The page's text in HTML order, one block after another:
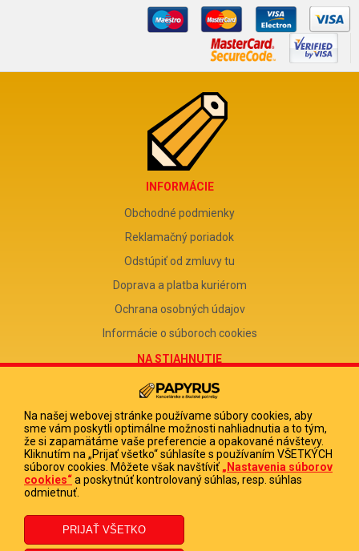
INFORMÁCIE
Obchodné podmienky
Reklamačný poriadok
Odstúpiť od zmluvy tu
Doprava a platba kuriérom
Ochrana osobných údajov
Informácie o súboroch cookies
NA STIAHNUTIE
Reklamačný formulár
Odstúpenie od zmluvy
Poučenie o odstúpení od zmluvy
FIRMA
PAPYRUS POPRAD, s.r.o.
DIČ 2020513880
Na našej webovej stránke používame súbory cookies, aby
sme vám poskytli optimálne možnosti nahliadnutia a to tým,
že si zapamätáme vaše preferencie a opakované návštevy.
Kliknutím na „Prijať všetko“ súhlasíte s používaním VŠETKÝCH
súborov cookies. Môžete však navštíviť „Nastavenia súborov
cookies“a poskytnúť kontrolovaný súhlas, resp. súhlas
odmietnuť.